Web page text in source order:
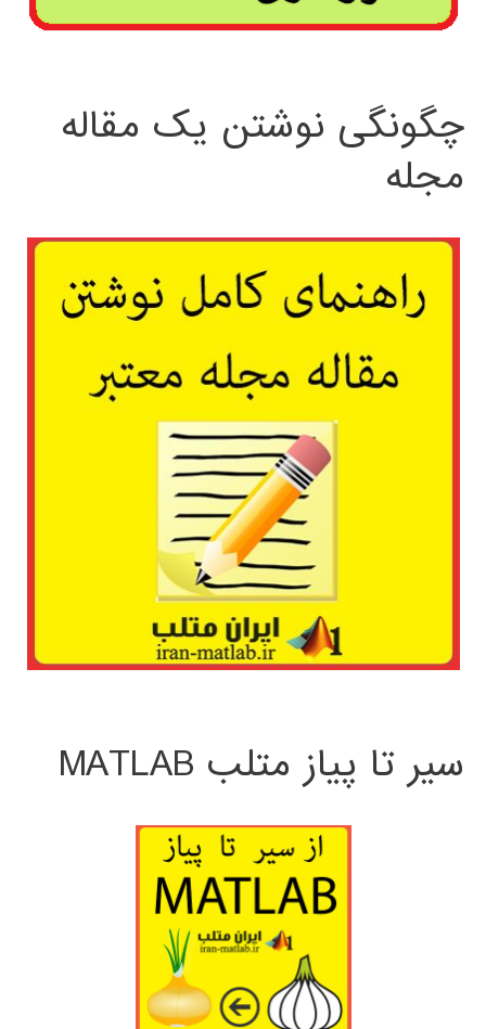
چگونگی نوشتن یک مقاله
مجله
سیر تا پیاز متلب MATLAB